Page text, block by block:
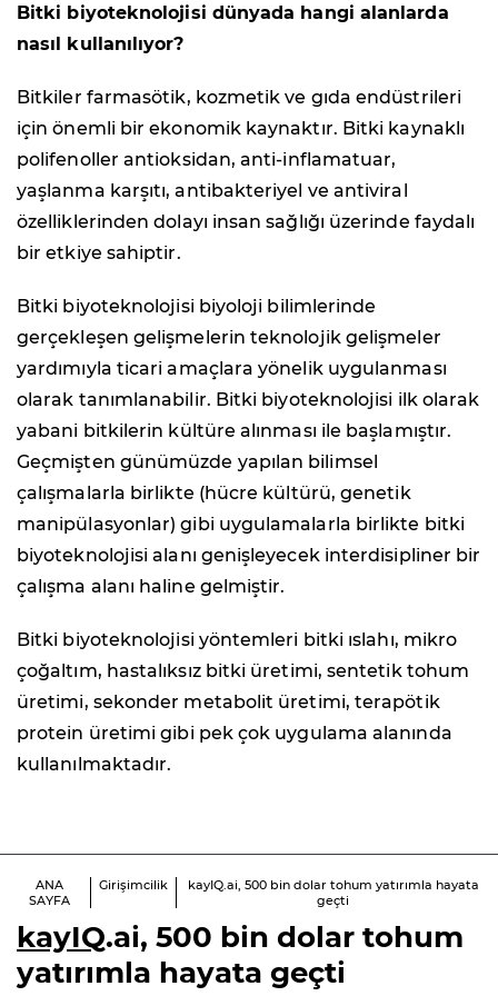
Bitki biyoteknolojisi dünyada hangi alanlarda
nasıl kullanılıyor?
Bitkiler farmasötik, kozmetik ve gıda endüstrileri
için önemli bir ekonomik kaynaktır. Bitki kaynaklı
polifenoller antioksidan, anti-inflamatuar,
yaşlanma karşıtı, antibakteriyel ve antiviral
özelliklerinden dolayı insan sağlığı üzerinde faydalı
bir etkiye sahiptir.
Bitki biyoteknolojisi biyoloji bilimlerinde
gerçekleşen gelişmelerin teknolojik gelişmeler
yardımıyla ticari amaçlara yönelik uygulanması
olarak tanımlanabilir. Bitki biyoteknolojisi ilk olarak
yabani bitkilerin kültüre alınması ile başlamıştır.
Geçmişten günümüzde yapılan bilimsel
çalışmalarla birlikte (hücre kültürü, genetik
manipülasyonlar) gibi uygulamalarla birlikte bitki
biyoteknolojisi alanı genişleyecek interdisipliner bir
çalışma alanı haline gelmiştir.
Bitki biyoteknolojisi yöntemleri bitki ıslahı, mikro
çoğaltım, hastalıksız bitki üretimi, sentetik tohum
üretimi, sekonder metabolit üretimi, terapötik
protein üretimi gibi pek çok uygulama alanında
kullanılmaktadır.
ANA
SAYFA
Girişimcilik
kayIQ.ai, 500 bin dolar tohum yatırımla hayata
geçti
kayIQ.ai, 500 bin dolar tohum
yatırımla hayata geçti